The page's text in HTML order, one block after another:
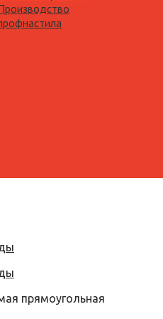
прямоугольная